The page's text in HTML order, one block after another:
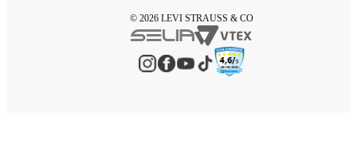
© 2026 LEVI STRAUSS & CO